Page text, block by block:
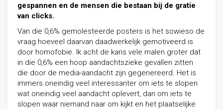
gespannen en de mensen die bestaan bij de gratie
van clicks.
Van die 0,6% gemolesteerde posters is het sowieso de
vraag hoeveel daarvan daadwerkelijk gemotiveerd is
door homofobie. Ik acht de kans vele malen groter dat
in die 0,6% een hoop aandachtszieke gevallen zitten
die door de media-aandacht zijn gegenereerd. Het is
immers oneindig veel interessanter om iets te slopen
wat oneindig veel aandacht oplevert, dan om iets te
slopen waar niemand naar om kijkt en het plaatselijke